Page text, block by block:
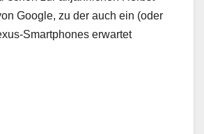
Google, zu der auch ein (oder
Smartphones erwartet